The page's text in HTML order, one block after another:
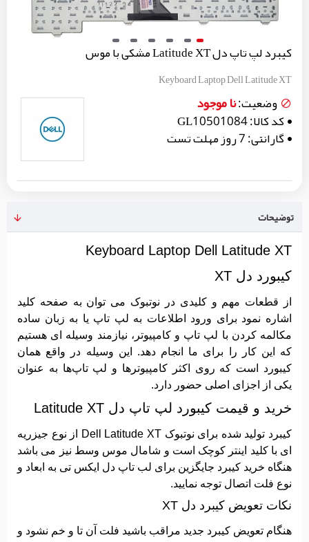
کیبرد لپ تاپ دل Latitude XT مشکی با موس
Keyboard Laptop Dell Latitude XT
وضعیت:نا موجود
کد کالا:GL10501084
گارانتی:7 روز مهلت تست
توضیحات
Keyboard Laptop Dell Latitude XT
کیبورد دل XT
از قطعات مهم و کلیدی در نوتبوک می توان به صفحه کلید
اشاره نمود برای ورود اطلاعات به لپ ‌تاپ یا به زبان ساده
مکالمه کردن با لپ ‌تاپ و کامپیوتر، نیازمند وسیله‌ ای هستیم
که این کار را برای ما انجام دهد. این وسیله در واقع همان
کیبورد است که روی اکثر کامپیوترها و لپ ‌تاپ‌ها به عنوان
یکی از اجزای اصلی حضور دارد.
خرید و قیمت کیبورد لپ تاپ دل Latitude XT
کیبرد تولید شده برای نوتبوک Dell Latitude XT از نوع جیزریه
ای با کلید اینتر کوچک است و شامال موس وسط نیز می باشد
هنگاه خرید کیبرد جایگزین برای لب تاپ دل ایکس تی به ابعاد و
نوع فلت اتصال توجه نمایید.
نکات تعویض کیبرد دل XT
هنگام تعویض کیبرد جدید مراقب باشید فلت آن تا و خم نشود و